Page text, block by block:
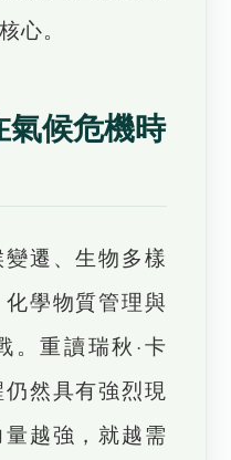
心。
候危機時
遷、生物多樣
學物質管理與
。重讀瑞秋·卡
然具有強烈現
越強，就越需